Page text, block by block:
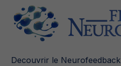
Decouvrir le Neurofeedback